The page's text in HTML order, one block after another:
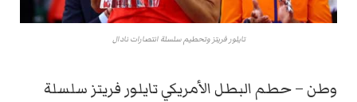
تايلور فريتز وتحطيم سلسلة انتصارات نادال
وطن – حطم البطل الأمريكي تايلور فريتز سلسلة